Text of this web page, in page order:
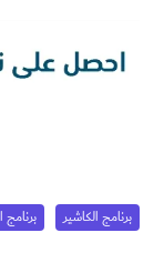
برنامج الكاشير برنامج